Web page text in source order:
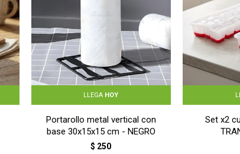
LLEGA HOY
Portarollo metal vertical con
base 30x15x15 cm - NEGRO
$ 250
Set x2